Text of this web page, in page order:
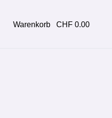
Warenkorb CHF 0.00